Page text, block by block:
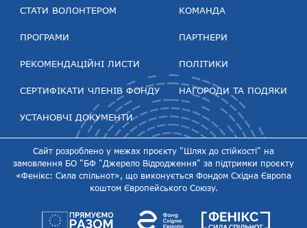
СТАТИ ВОЛОНТЕРОМ
ПРОГРАМИ
РЕКОМЕНДАЦІЙНІ ЛИСТИ
СЕРТИФІКАТИ ЧЛЕНІВ ФОНДУ
УСТАНОВЧІ ДОКУМЕНТИ
КОМАНДА
ПАРТНЕРИ
ПОЛІТИКИ
НАГОРОДИ ТА ПОДЯКИ
Сайт розроблено у межах проєкту "Шлях до стійкості" на
замовлення БО "БФ "Джерело Відродження" за підтримки проєкту
«Фенікс: Сила спільнот», що виконується Фондом Східна Європа
коштом Європейського Союзу.